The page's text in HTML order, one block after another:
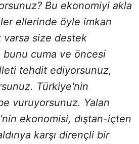
Bu ekonomiyi akla
ellerinde öyle imkan
size destek
cuma ve öncesi
tehdit ediyorsunuz,
Türkiye'nin
vuruyorsunuz. Yalan
ekonomisi, dıştan-içten
karşı dirençli bir